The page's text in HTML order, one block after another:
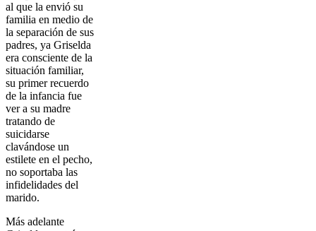
al que la envió su
familia en medio de
la separación de sus
padres, ya Griselda
era consciente de la
situación familiar,
su primer recuerdo
de la infancia fue
ver a su madre
tratando de
suicidarse
clavándose un
estilete en el pecho,
no soportaba las
infidelidades del
marido.
Más adelante